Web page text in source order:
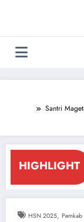
Santri
HIGHLIGHT
Pemberantasan
HSN 2025,